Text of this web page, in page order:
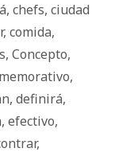
, chefs, ciudad
, comida,
, Concepto,
,
, definirá,
, efectivo,
,